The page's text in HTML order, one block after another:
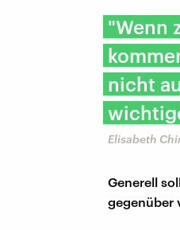
"Wenn
nicht
Elisabeth
Generell
gegenüber